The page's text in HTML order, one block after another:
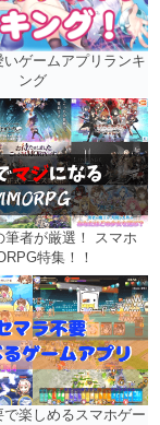
ゲームアプリランキ
ング
筆者が厳選！ スマホ
特集！！
で楽しめるスマホゲー